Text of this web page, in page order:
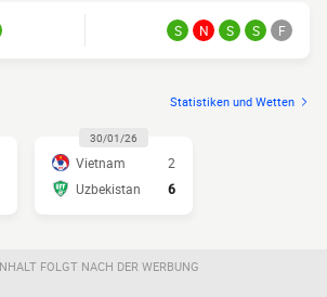
S N S S F
Statistiken und Wetten
30/01/26
Vietnam
2
Uzbekistan
6
FOLGT NACH DER WERBUNG